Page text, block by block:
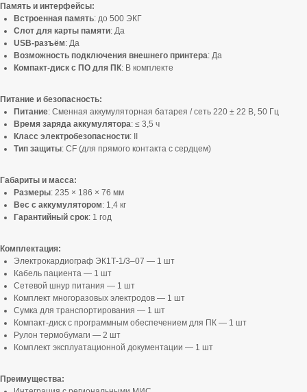
Память и интерфейсы:
Встроенная память: до 500 ЭКГ
Слот для карты памяти: Да
USB-разъём: Да
Возможность подключения внешнего принтера: Да
Компакт-диск с ПО для ПК: В комплекте
Питание и безопасность:
Питание: Сменная аккумуляторная батарея / сеть 220 ± 22 В, 50 Гц
Время заряда аккумулятора: ≤ 3,5 ч
Класс электробезопасности: II
Тип защиты: CF (для прямого контакта с сердцем)
Габариты и масса:
Размеры: 235 × 186 × 76 мм
Вес с аккумулятором: 1,4 кг
Гарантийный срок: 1 год
Комплектация:
Электрокардиограф ЭК1Т-1/3–07 — 1 шт
Кабель пациента — 1 шт
Сетевой шнур питания — 1 шт
Комплект многоразовых электродов — 1 шт
Сумка для транспортирования — 1 шт
Компакт-диск с программным обеспечением для ПК — 1 шт
Рулон термобумаги — 2 шт
Комплект эксплуатационной документации — 1 шт
Преимущества: